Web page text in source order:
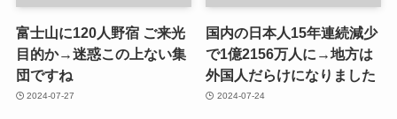
富士山に120人野宿 ご来光
目的か→迷惑この上ない集
団ですね
2024-07-27
国内の日本人15年連続減少
で1億2156万人に→地方は
外国人だらけになりました
2024-07-24